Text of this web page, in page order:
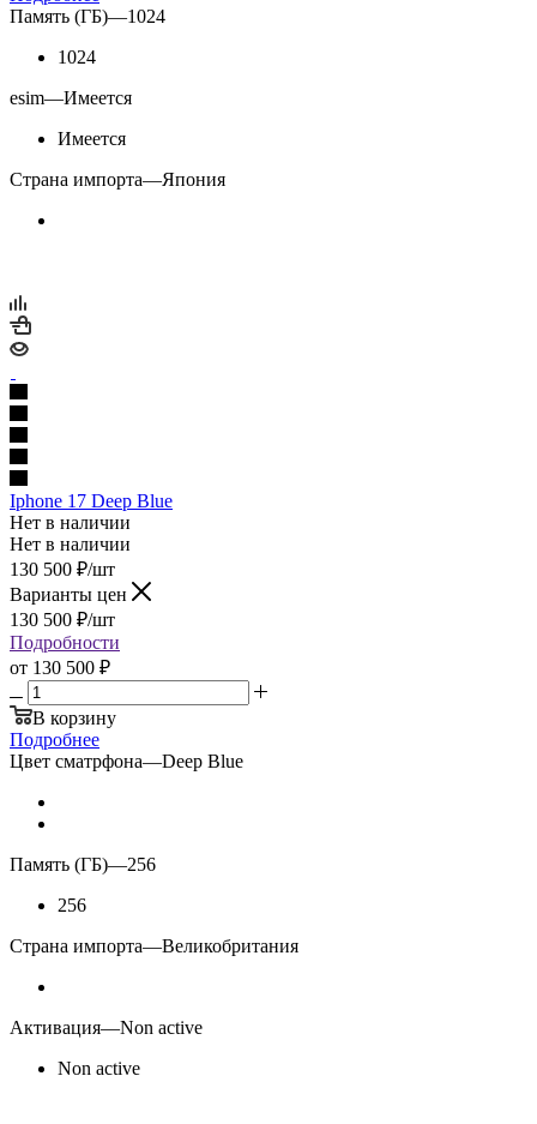
Память (ГБ)—1024
1024
esim—Имеется
Имеется
Страна импорта—Япония
Iphone 17 Deep Blue
Нет в наличии
Нет в наличии
130 500 ₽/шт
Варианты цен
130 500 ₽/шт
Подробности
от 130 500 ₽
В корзину
Подробнее
Цвет сматрфона—Deep Blue
Память (ГБ)—256
256
Страна импорта—Великобритания
Активация—Non active
Non active